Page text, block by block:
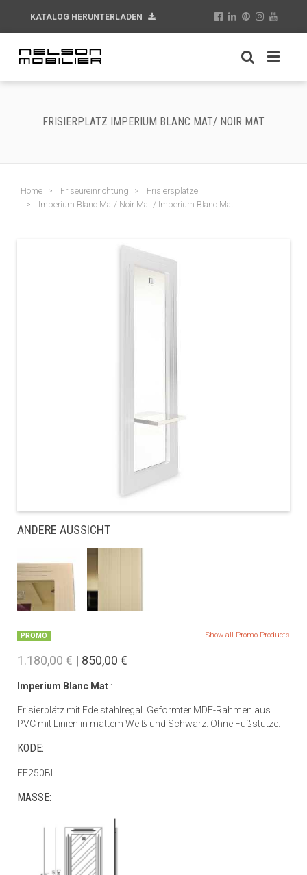
KATALOG HERUNTERLADEN
FRISIERPLATZ IMPERIUM BLANC MAT/ NOIR MAT
Home Friseureinrichtung
Frisiersplätze
Imperium Blanc Mat/ Noir Mat / Imperium Blanc Mat
ANDERE AUSSICHT
PROMO Show all Promo Products
1.180,00 € | 850,00 €
Imperium Blanc Mat :
Frisierplätz mit Edelstahlregal. Geformter MDF-Rahmen aus
PVC mit Linien in mattem Weiß und Schwarz. Ohne Fußstütze.
KODE:
FF250BL
MASSE: